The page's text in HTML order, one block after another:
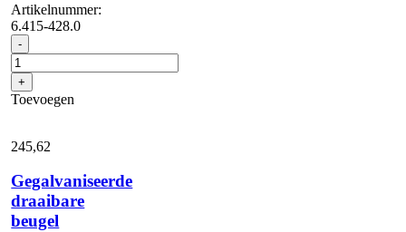
Artikelnummer:
6.415-428.0
- Roterende
rioolreinigingsspr...
aantal
+
Toevoegen
245,62
Gegalvaniseerde
draaibare
beugel